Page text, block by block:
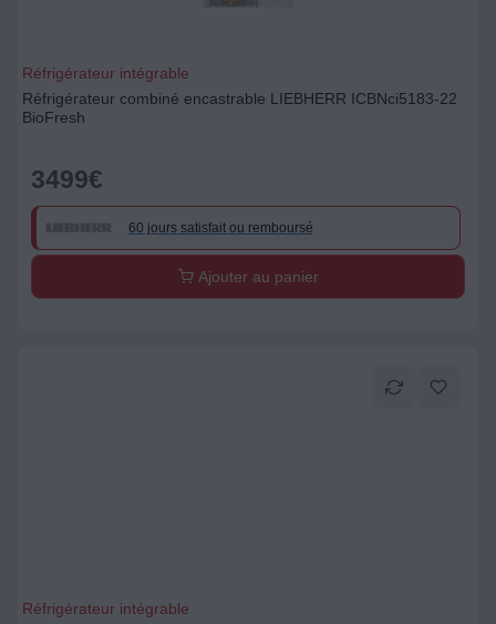
Réfrigérateur intégrable
Réfrigérateur combiné encastrable LIEBHERR ICBNci5183-22
BioFresh
3499€
60 jours satisfait ou remboursé
Ajouter au panier
Réfrigérateur intégrable